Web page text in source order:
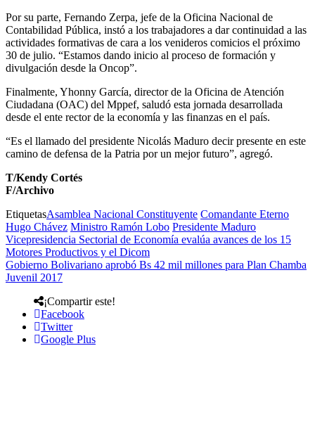
Por su parte, Fernando Zerpa, jefe de la Oficina Nacional de
Contabilidad Pública, instó a los trabajadores a dar continuidad a las
actividades formativas de cara a los venideros comicios el próximo
30 de julio. “Estamos dando inicio al proceso de formación y
divulgación desde la Oncop”.
Finalmente, Yhonny García, director de la Oficina de Atención
Ciudadana (OAC) del Mppef, saludó esta jornada desarrollada
desde el ente rector de la economía y las finanzas en el país.
“Es el llamado del presidente Nicolás Maduro decir presente en este
camino de defensa de la Patria por un mejor futuro”, agregó.
T/Kendy Cortés
F/Archivo
EtiquetasAsamblea Nacional Constituyente Comandante Eterno
Hugo Chávez Ministro Ramón Lobo Presidente Maduro
Vicepresidencia Sectorial de Economía evalúa avances de los 15
Motores Productivos y el Dicom
Gobierno Bolivariano aprobó Bs 42 mil millones para Plan Chamba
Juvenil 2017
¡Compartir este!
Facebook
Twitter
Google Plus